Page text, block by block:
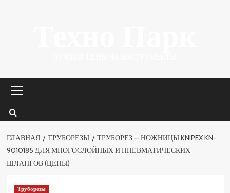
меню
ГЛАВНАЯ ТРУБОРЕЗЫ
ТРУБОРЕЗ — НОЖНИЦЫ KNIPEX KN-
9010185 ДЛЯ МНОГОСЛОЙНЫХ И ПНЕВМАТИЧЕСКИХ
ШЛАНГОВ (ЦЕНЫ)
Труборезы